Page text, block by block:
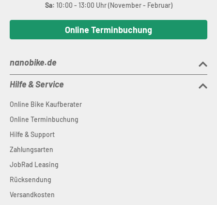
Sa: 10:00 - 13:00 Uhr (November - Februar)
Online Terminbuchung
nanobike.de
Hilfe & Service
Online Bike Kaufberater
Online Terminbuchung
Hilfe & Support
Zahlungsarten
JobRad Leasing
Rücksendung
Versandkosten